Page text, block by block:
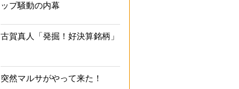
ップ騒動の内幕
古賀真人「発掘！好決算銘柄」
突然マルサがやって来た！